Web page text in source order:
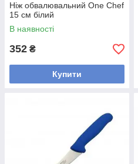
Ніж обвалювальний One Chef
15 см білий
В наявності
352 ₴
Купити